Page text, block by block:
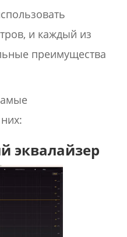
и каждый из
преимущества
эквалайзер